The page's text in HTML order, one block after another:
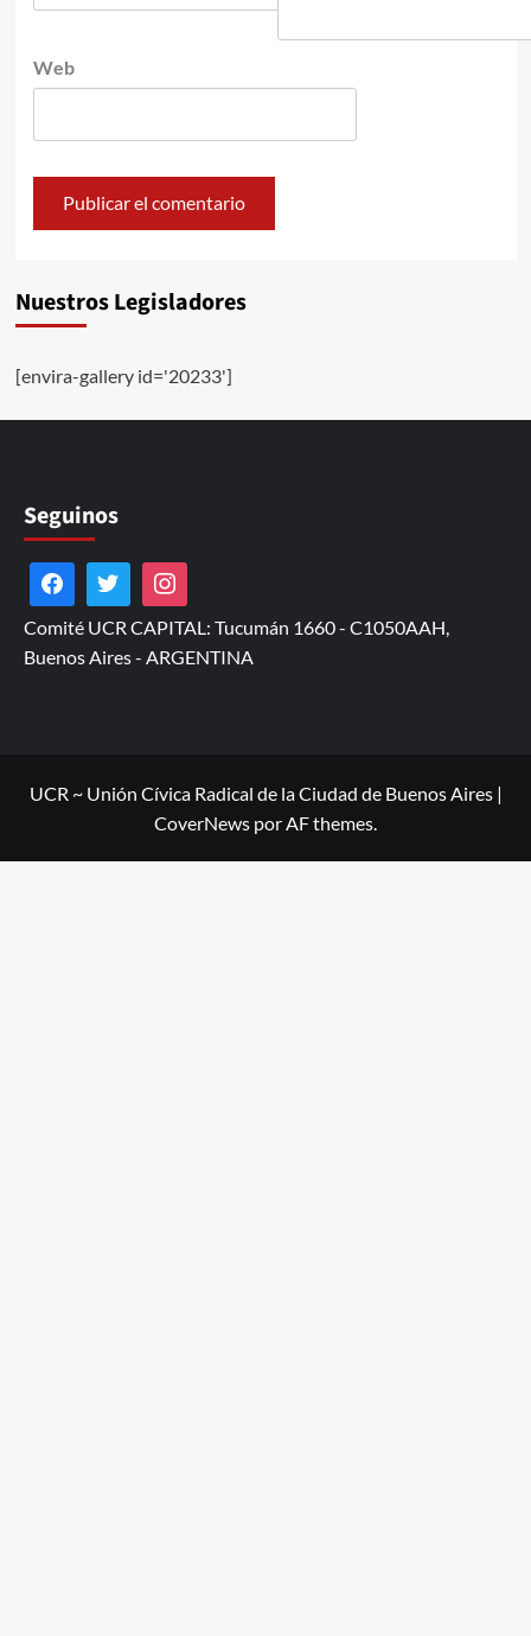
Web
Nuestros Legisladores
[envira-gallery id='20233']
Seguinos
Comité UCR CAPITAL: Tucumán 1660 - C1050AAH,
Buenos Aires - ARGENTINA
UCR ~ Unión Cívica Radical de la Ciudad de Buenos Aires |
CoverNews por AF themes.